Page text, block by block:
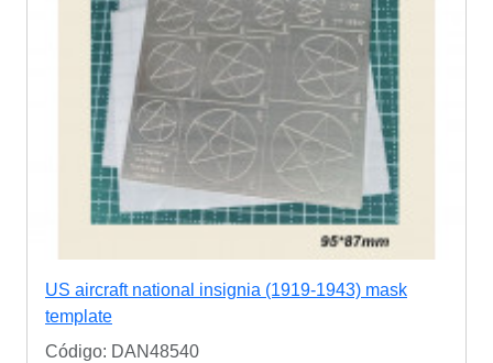
US aircraft national insignia (1919-1943) mask
template
Código: DAN48540